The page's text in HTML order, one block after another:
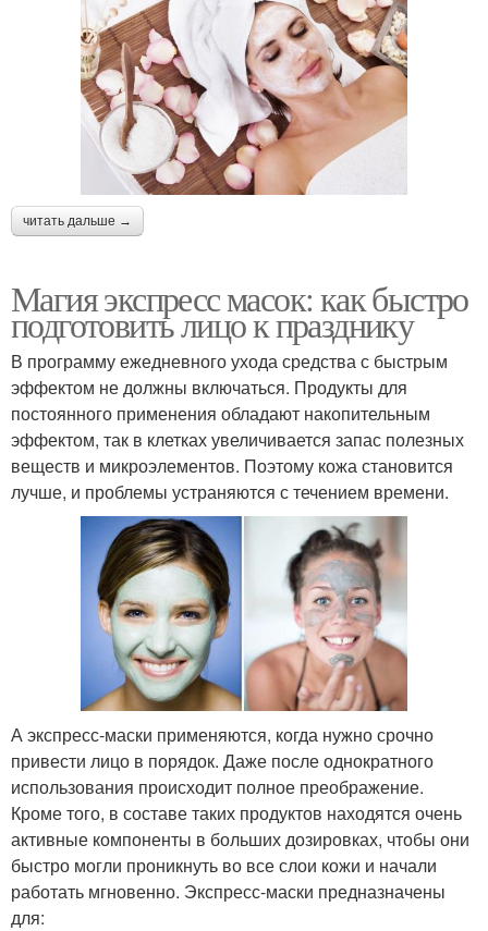
читать дальше →
Магия экспресс масок: как быстро
подготовить лицо к празднику
В программу ежедневного ухода средства с быстрым
эффектом не должны включаться. Продукты для
постоянного применения обладают накопительным
эффектом, так в клетках увеличивается запас полезных
веществ и микроэлементов. Поэтому кожа становится
лучше, и проблемы устраняются с течением времени.
А экспресс-маски применяются, когда нужно срочно
привести лицо в порядок. Даже после однократного
использования происходит полное преображение.
Кроме того, в составе таких продуктов находятся очень
активные компоненты в больших дозировках, чтобы они
быстро могли проникнуть во все слои кожи и начали
работать мгновенно. Экспресс-маски предназначены
для: